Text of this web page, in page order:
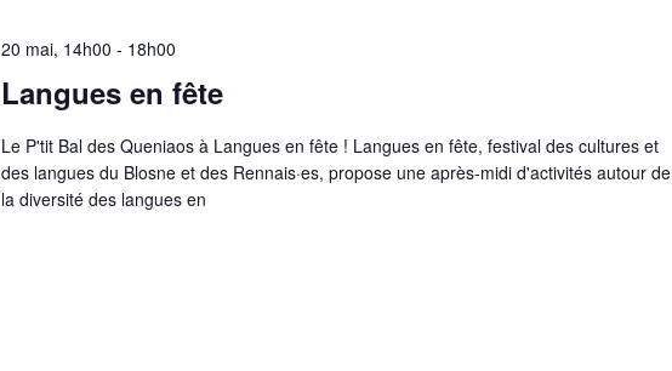
20 mai, 14h00 - 18h00
Langues en fête
Le P'tit Bal des Queniaos à Langues en fête ! Langues en fête, festival des cultures et
des langues du Blosne et des Rennais·es, propose une après-midi d'activités autour de
la diversité des langues en